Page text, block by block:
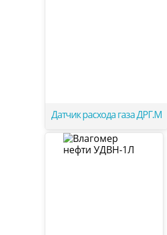
Датчик расхода газа ДРГ.М